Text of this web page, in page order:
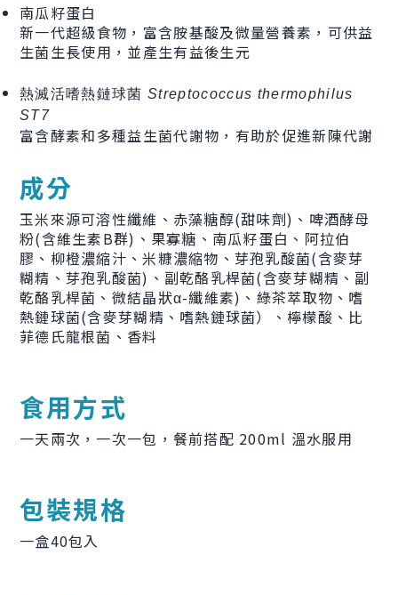
南瓜籽蛋白
新一代超級食物，富含胺基酸及微量營養素，可供益
生菌生長使用，並產生有益後生元
熱滅活嗜熱鏈球菌 Streptococcus thermophilus
ST7
富含酵素和多種益生菌代謝物，有助於促進新陳代謝
成分
玉米來源可溶性纖維、赤藻糖醇(甜味劑)、啤酒酵母
粉(含維生素B群)、果寡糖、南瓜籽蛋白、阿拉伯
膠、柳橙濃縮汁、米糠濃縮物、芽孢乳酸菌(含麥芽
糊精、芽孢乳酸菌)、副乾酪乳桿菌(含麥芽糊精、副
乾酪乳桿菌、微結晶狀α-纖維素)、綠茶萃取物、嗜
熱鏈球菌(含麥芽糊精、嗜熱鏈球菌）、檸檬酸、比
菲德氏龍根菌、香料
食用方式
一天兩次，一次一包，餐前搭配 200ml 溫水服用
包裝規格
一盒40包入